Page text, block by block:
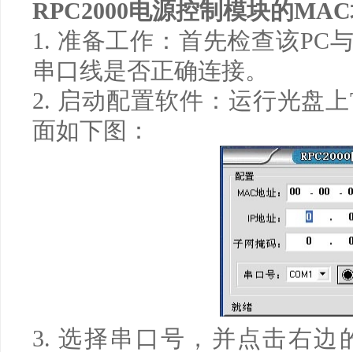
RPC2000电源控制模块的MAC
1. 准备工作：首先检查该PC
串口线是否正确连接。
2. 启动配置软件：运行光盘上
面如下图：
3.选择串口号，并点击右边